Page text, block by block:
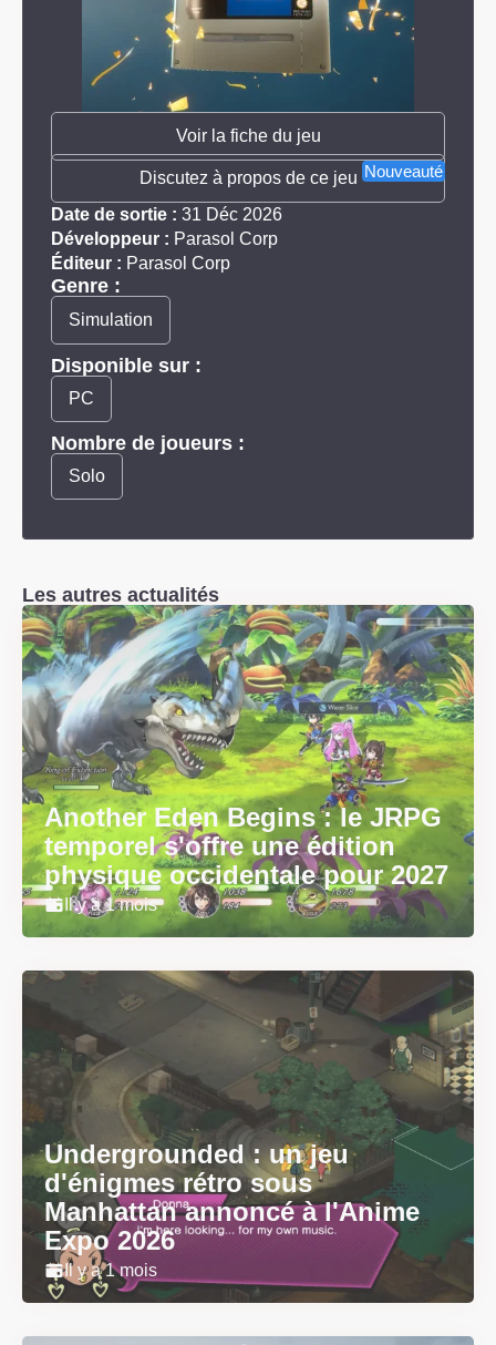
Voir la fiche du jeu
Nouveauté
Discutez à propos de ce jeu
Date de sortie : 31 Déc 2026
Développeur : Parasol Corp
Éditeur : Parasol Corp
Genre :
Simulation
Disponible sur :
PC
Nombre de joueurs :
Solo
Les autres actualités
Another Eden Begins : le JRPG
temporel s'offre une édition
physique occidentale pour 2027
Il y a 1 mois
Undergrounded : un jeu
d'énigmes rétro sous
Manhattan annoncé à l'Anime
Expo 2026
Il y a 1 mois